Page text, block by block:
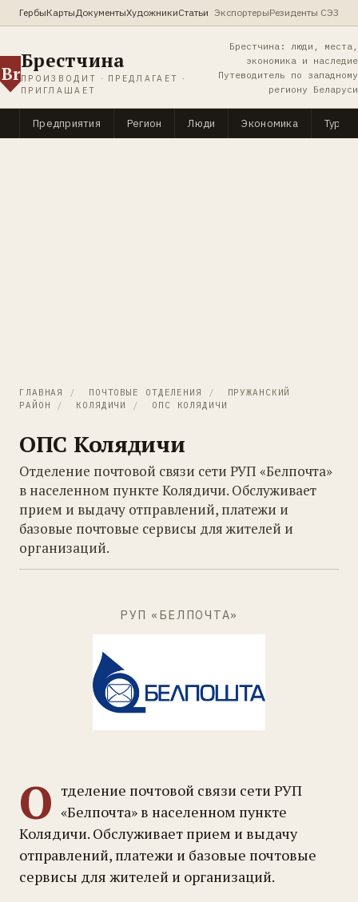
ГербыКартыДокументыХудожникиСтатьи ЭкспортерыРезиденты СЭЗ
Br
Брестчина
ПРОИЗВОДИТ · ПРЕДЛАГАЕТ ·
ПРИГЛАШАЕТ
Брестчина: люди, места,
экономика и наследие
Путеводитель по западному
региону Беларуси
Предприятия Регион Люди Экономика
ГЛАВНАЯ / ПОЧТОВЫЕ ОТДЕЛЕНИЯ /
ПРУЖАНСКИЙ
РАЙОН
/ КОЛЯДИЧИ / ОПС КОЛЯДИЧИ
ОПС Колядичи
Отделение почтовой связи сети РУП «Белпочта»
в населенном пункте Колядичи. Обслуживает
прием и выдачу отправлений, платежи и
базовые почтовые сервисы для жителей и
организаций.
РУП «БЕЛПОЧТА»
О тделение почтовой связи сети РУП
«Белпочта» в населенном пункте
Колядичи. Обслуживает прием и выдачу
отправлений, платежи и базовые почтовые
сервисы для жителей и организаций.